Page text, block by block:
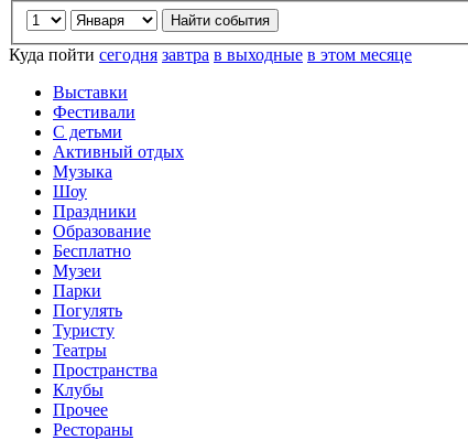
Куда пойти сегодня завтра в выходные в этом месяце
Выставки
Фестивали
С детьми
Активный отдых
Музыка
Шоу
Праздники
Образование
Бесплатно
Музеи
Парки
Погулять
Туристу
Театры
Пространства
Клубы
Прочее
Рестораны